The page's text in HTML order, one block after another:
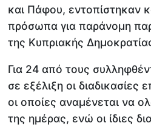
και Πάφου, εντοπίστηκαν
πρόσωπα για παράνομη
της Κυπριακής
Για 24 από τους
σε εξέλιξη οι διαδικασίες
οι οποίες αναμένεται να
της ημέρας, ενώ οι ίδιες